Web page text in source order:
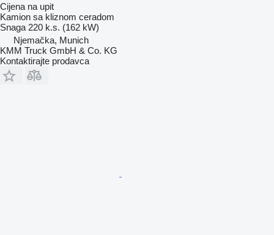
Cijena na upit
Kamion sa kliznom ceradom
Snaga 220 k.s. (162 kW)
Njemačka, Munich
KMM Truck GmbH & Co. KG
Kontaktirajte prodavca